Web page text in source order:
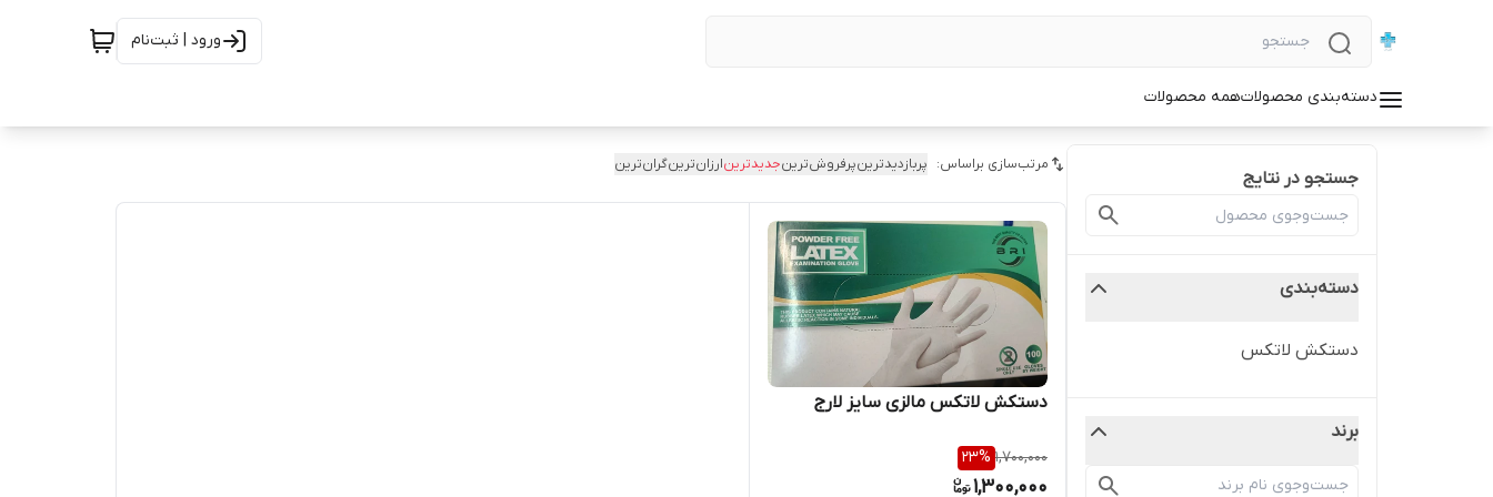
ورود | ثبت‌نام
دسته‌بندی محصولاتهمه محصولات
جستجو در نتایج
دسته‌بندی
دستکش لاتکس
برند
مرتب‌سازی براساس: پربازدیدترینپرفروش‌ترینجدیدترینارزان‌ترینگران‌ترین
دستکش لاتکس مالزی سایز لارج
1,700,000
23%
1,300,000